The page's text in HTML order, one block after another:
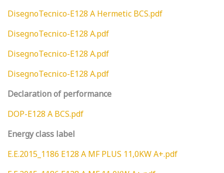
DisegnoTecnico-E128 A Hermetic BCS.pdf
DisegnoTecnico-E128 A.pdf
DisegnoTecnico-E128 A.pdf
DisegnoTecnico-E128 A.pdf
Declaration of performance
DOP-E128 A BCS.pdf
Energy class label
E.E.2015_1186 E128 A MF PLUS 11,0KW A+.pdf